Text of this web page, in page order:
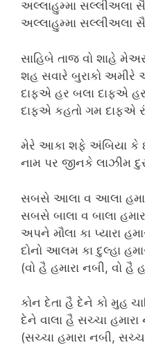
અલ્લાહુમ્મા સલ્લીઅલા
અલ્લાહુમ્મા સલ્લીઅલા
સાહિબે તાજ વો શાહે
શહ સવારે બુરાકો અમીરે
દાફએ હર બલા દાફએ
દાફએ કહતો ગમ દાફએ
મેરે આકા શફે અંબિયા કે
નામ પર જીનકે લાઝીમ
સબસે આલા વ આલા
સબસે બાલા વ બાલા
અપને મૌલા કા પ્યારા
દોનો આલમ કા દુલ્હા
(વો હૈ હમારા નબી, વો હૈ
કોન દેતા હૈ દેને કો મુહ
દેને વાલા હૈ સચ્ચા હમારા
(સચ્ચા હમારા નબી,